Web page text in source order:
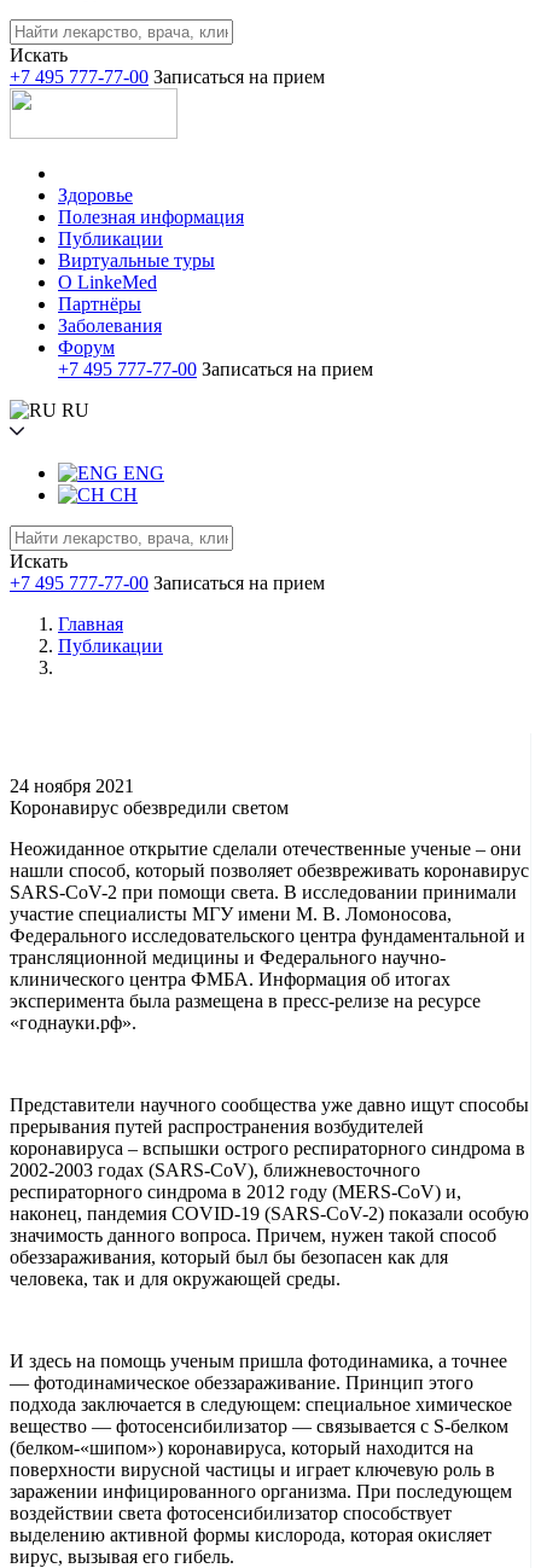
Искать
+7 495 777-77-00 Записаться на прием
Здоровье
Полезная информация
Публикации
Виртуальные туры
О LinkeMed
Партнёры
Заболевания
Форум
+7 495 777-77-00 Записаться на прием
RU
ENG
CH
Искать
+7 495 777-77-00 Записаться на прием
Главная
Публикации
24 ноября 2021
Коронавирус обезвредили светом
Неожиданное открытие сделали отечественные ученые – они
нашли способ, который позволяет обезвреживать коронавирус
SARS-CoV-2 при помощи света. В исследовании принимали
участие специалисты МГУ имени М. В. Ломоносова,
Федерального исследовательского центра фундаментальной и
трансляционной медицины и Федерального научно-
клинического центра ФМБА. Информация об итогах
эксперимента была размещена в пресс-релизе на ресурсе
«годнауки.рф».
Представители научного сообщества уже давно ищут способы
прерывания путей распространения возбудителей
коронавируса – вспышки острого респираторного синдрома в
2002-2003 годах (SARS-CoV), ближневосточного
респираторного синдрома в 2012 году (MERS-CoV) и,
наконец, пандемия COVID-19 (SARS-CoV-2) показали особую
значимость данного вопроса. Причем, нужен такой способ
обеззараживания, который был бы безопасен как для
человека, так и для окружающей среды.
И здесь на помощь ученым пришла фотодинамика, а точнее
— фотодинамическое обеззараживание. Принцип этого
подхода заключается в следующем: специальное химическое
вещество — фотосенсибилизатор — связывается с S-белком
(белком-«шипом») коронавируса, который находится на
поверхности вирусной частицы и играет ключевую роль в
заражении инфицированного организма. При последующем
воздействии света фотосенсибилизатор способствует
выделению активной формы кислорода, которая окисляет
вирус, вызывая его гибель.